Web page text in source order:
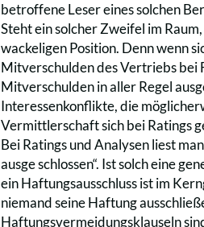
betroffene Leser eines solchen
Steht ein solcher Zweifel im
wackeligen Position. Denn wenn
Mitverschulden des Vertriebs bei
Mitverschulden in aller Regel
Interessenkonflikte, die
Vermittlerschaft sich bei Ratings
Bei Ratings und Analysen liest
ausge schlossen“. Ist solch eine
ein Haftungsausschluss ist im
niemand seine Haftung
Haftungsvermeidungsklauseln